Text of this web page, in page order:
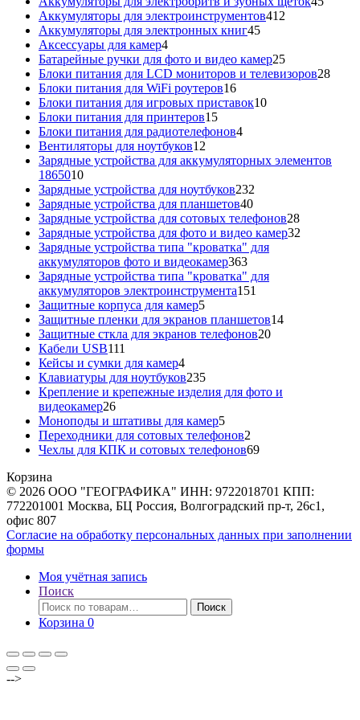
Аккумуляторы для электроинструментов412
Аккумуляторы для электронных книг4545
Аксессуары для камер44
товара
Батарейные ручки для фото и видео камер2525
товаров
Блоки питания для LCD мониторов и телевизоров2828
Блоки питания для WiFi роутеров1616
товаров
Блоки питания для игровых приставок1010
Блоки питания для принтеров1515
товаров
Блоки питания для радиотелефонов44
Вентиляторы для ноутбуков12
товаров
Зарядные устройства для аккумуляторных элементов
186501010
товаров
Зарядные устройства для ноутбуков232
Зарядные устройства для планшетов4040
товаров
Зарядные устройства для сотовых телефонов2828
товаров
Зарядные устройства для фото и видео камер32
Зарядные устройства типа "кроватка" для
аккумуляторов фото и видеокамер363363
товара
Зарядные устройства типа "кроватка" для
аккумуляторов электроинструмента151
Защитные корпуса для камер55
товаров
Защитные пленки для экранов планшетов1414
Защитные сткла для экранов телефонов2020
Кабели USB111
товаров
Кейсы и сумки для камер44
товара
Клавиатуры для ноутбуков235235
товаров
Крепление и крепежные изделия для фото и
видеокамер2626
товаров
Моноподы и штативы для камер55
товаров
Переходники для сотовых телефонов2
товара
Чехлы для КПК и сотовых телефонов6969
Корзина
© 2026 ООО "ГЕОГРАФИКА" ИНН: 9722018701 КПП:
772201001 Москва, БЦ Россия, Волгоградский пр-т, 26с1,
офис 807
Согласие на обработку персональных данных при заполнении
формы
Моя учётная запись
Поиск
Искать:
Поиск
Корзина 0
-->